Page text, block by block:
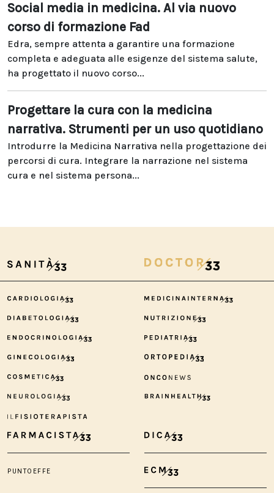
Social media in medicina. Al via nuovo
corso di formazione Fad
Edra, sempre attenta a garantire una formazione
completa e adeguata alle esigenze del sistema salute,
ha progettato il nuovo corso...
Progettare la cura con la medicina
narrativa. Strumenti per un uso quotidiano
Introdurre la Medicina Narrativa nella progettazione dei
percorsi di cura. Integrare la narrazione nel sistema
cura e nel sistema persona...